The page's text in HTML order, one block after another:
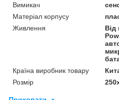
Вимикач
Матеріал корпусу
Живлення
Від
Країна виробник товару
Розмір